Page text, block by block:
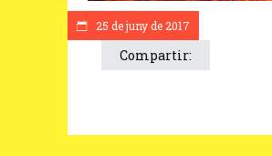
25 de juny de 2017
Compartir: